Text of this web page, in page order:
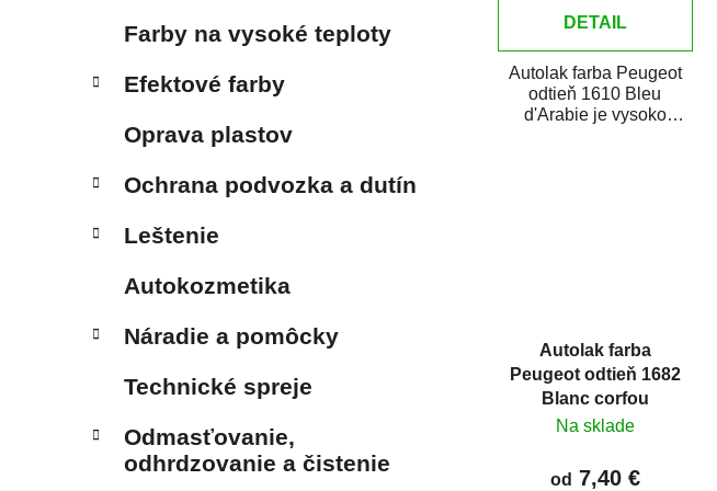
Farby na vysoké teploty
Efektové farby
Oprava plastov
Ochrana podvozka a dutín
Leštenie
Autokozmetika
Náradie a pomôcky
Technické spreje
Odmasťovanie,
odhrdzovanie a čistenie
DETAIL
Autolak farba Peugeot
odtieň 1610 Bleu
d'Arabie je vysoko
Autolak farba
Peugeot odtieň 1682
Blanc corfou
Na sklade
od 7,40 €